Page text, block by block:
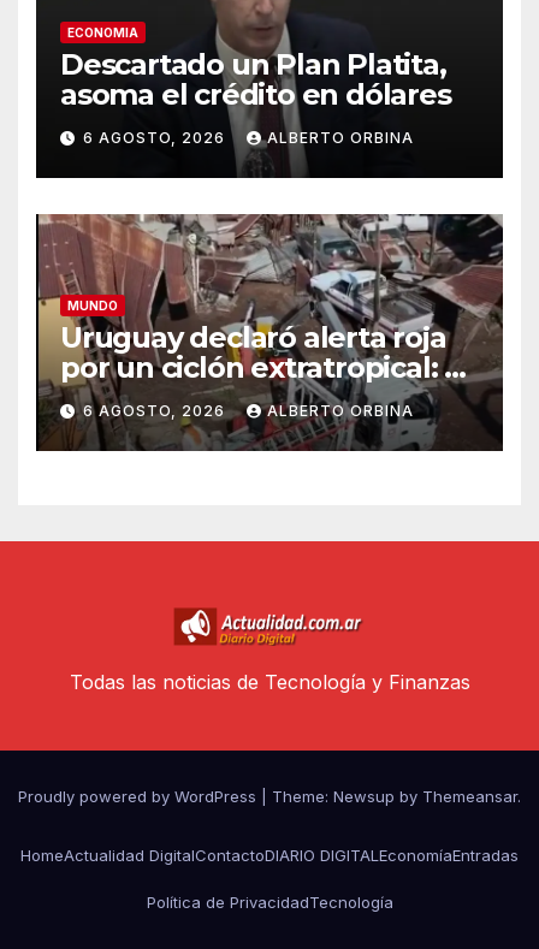
ECONOMIA
Descartado un Plan Platita,
asoma el crédito en dólares
6 AGOSTO, 2026 ALBERTO ORBINA
MUNDO
Uruguay declaró alerta roja
por un ciclón extratropical: al
menos un muerto
6 AGOSTO, 2026 ALBERTO ORBINA
Todas las noticias de Tecnología y Finanzas
Proudly powered by WordPress Theme: Newsup by Themeansar.
HomeActualidad DigitalContactoDIARIO DIGITAL EconomíaEntradas
Política de PrivacidadTecnología